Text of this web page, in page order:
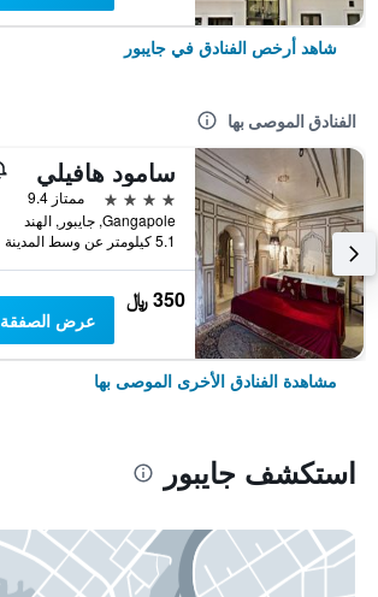
شاهد أرخص الفنادق في جايبور
الفنادق الموصى بها
سامود هافيلي
4 نجوم
ممتاز 9.4
Gangapole, جايبور, الهند
5.1 كيلومتر عن وسط المدينة
350 ﷼
عرض الصفقة
مشاهدة الفنادق الأخرى الموصى بها
استكشف جايبور